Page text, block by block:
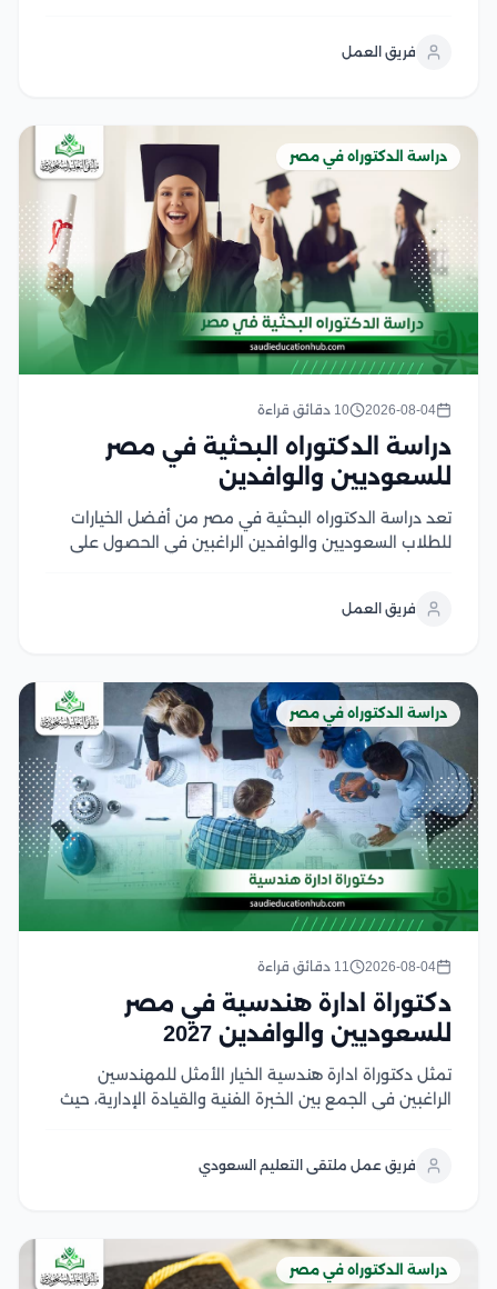
على دراسة استراتيجيات التواصل الحديثة وتحليل دور
فريق العمل
دراسة الدكتوراه في مصر
2026-08-04 10 دقائق قراءة
دراسة الدكتوراه البحثية في مصر
للسعوديين والوافدين
تعد دراسة الدكتوراه البحثية في مصر من أفضل الخيارات
للطلاب السعوديين والوافدين الراغبين في الحصول على
النظام بالتركيز على إعداد رسالة علمية أصيلة تحت...
فريق العمل
دراسة الدكتوراه في مصر
2026-08-04 11 دقائق قراءة
دكتوراة ادارة هندسية في مصر
للسعوديين والوافدين 2027
تمثل دكتوراة ادارة هندسية الخيار الأمثل للمهندسين
الراغبين في الجمع بين الخبرة الفنية والقيادة الإدارية، حيث
سوق العمل السعودي والخليجي وفي هذا المقال سوف
فريق عمل ملتقى التعليم السعودي
دراسة الدكتوراه في مصر